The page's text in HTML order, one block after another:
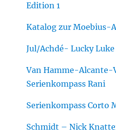
Edition 1
Katalog zur Moebius-
Jul/Achdé- Lucky
Van Hamme-Alcante-
Serienkompass Rani
Serienkompass Corto
Schmidt – Nick